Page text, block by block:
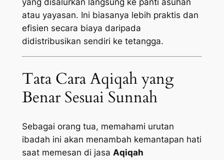
atau yayasan. Ini biasanya lebih praktis dan
efisien secara biaya daripada
didistribusikan sendiri ke tetangga.
Tata Cara Aqiqah yang
Benar Sesuai Sunnah
Sebagai orang tua, memahami urutan
ibadah ini akan menambah kemantapan hati
saat memesan di jasa Aqiqah